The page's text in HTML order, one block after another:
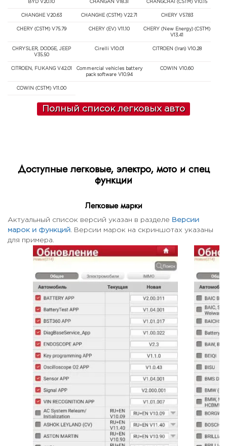
BYD V20.10 CHANGAN V18.31 CHANGCHAI (CSTM) V10.15
CHANGHE V20.63 CHANGHE (CSTM) V22.71 CHERY V57.83
CHERY (CSTM) V75.79 CHERY (EV) V11.10
CHERY (New Energy) (CSTM)
V13.41
CHRYSLER, DODGE, JEEP
V35.50
Cirelli V10.01 CITROEN (Iran) V10.28
CITROEN, FUKANG V42.01
Commercial vehicles battery
pack software V10.94
COWIN V10.60
COWIN (CSTM) V11.00
Полный список легковых авто
Доступные легковые, электро, мото и спец
функции
Легковые марки
Актуальный список версий указан в разделе Версии
марок и функций . Версии марок на скриншотах указаны
для примера.